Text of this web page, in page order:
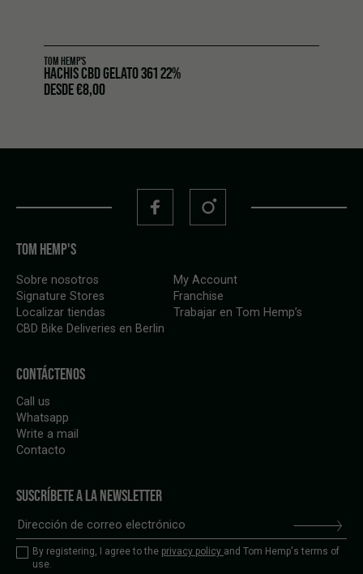
TOM HEMP'S
HACHIS CBD GELATO 361 22%
DESDE€8,00
TOM HEMP'S
Sobre nosotros
Signature Stores
Localizar tiendas
CBD Bike Deliveries en Berlin
My Account
Franchise
Trabajar en Tom Hemp’s
CONTÁCTENOS
Call us
Whatsapp
Write a mail
Contacto
SUSCRÍBETE A LA NEWSLETTER
By registering, I agree to the privacy policy and Tom Hemp's terms of
use.